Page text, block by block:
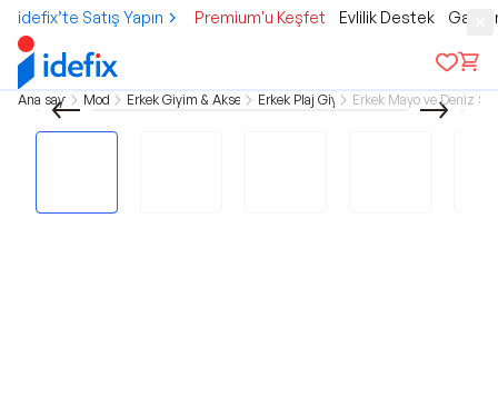
idefix’te Satış Yapın Premium'u Keşfet Evlilik Destek
Ana sayfa Moda Erkek Giyim & AksesuarErkek Plaj Giyim Erkek Mayo ve Deniz